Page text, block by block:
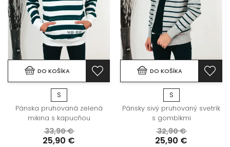
DO KOŠÍKA
S
Pánska pruhovaná zelená
mikina s kapucňou
33,90 €
25,90 €
DO KOŠÍKA
S
Pánsky sivý pruhovaný svetrík
s gombíkmi
32,90 €
25,90 €